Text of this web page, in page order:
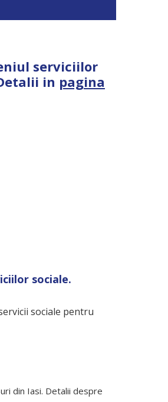
serviciilor
in pagina
sociale.
sociale pentru
din Iasi. Detalii despre